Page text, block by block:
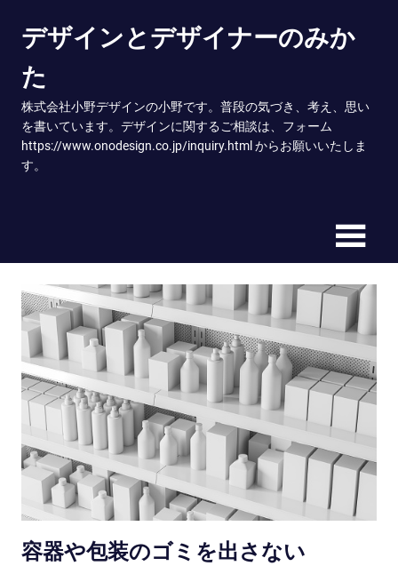
content
デザインとデザイナーのみか
た
株式会社小野デザインの小野です。普段の気づき、考え、思い
を書いています。デザインに関するご相談は、フォーム
https://www.onodesign.co.jp/inquiry.html からお願いいたしま
す。
容器や包装のゴミを出さない